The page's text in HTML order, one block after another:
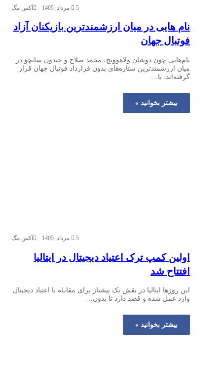
آکس مگ 5 مرداد, 1405
نام‌ هایی در میان ارزشمندترین بازیکنان آزاد
فوتبال جهان
نام‌هایی چون دوشان ولاهوویچ، محمد صلاح و جیدون سانچو در
میان ارزشمندترین ستاره‌های بدون قرارداد فوتبال جهان قرار
گرفته‌اند. با…
بیشتر بخوانید »
آکس مگ 5 مرداد, 1405
اولین کمپ ترک اعتیاد دیجیتال در ایتالیا
افتتاح شد
این روزها ایتالیا در نقش یک پیشتاز برای مقابله با اعتیاد دیجیتال
وارد عمل شده و قصد دارد تا بدون…
بیشتر بخوانید »